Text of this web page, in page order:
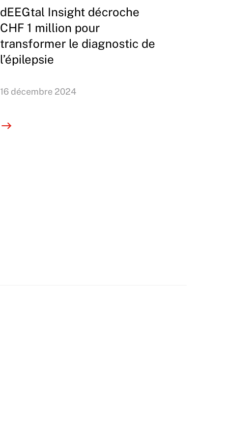
dEEGtal Insight décroche
CHF 1 million pour
transformer le diagnostic de
l’épilepsie
16 décembre 2024